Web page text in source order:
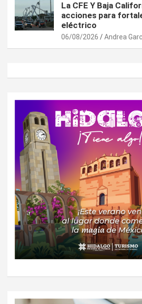
La CFE Y Baja
acciones para
eléctrico
06/08/2026 Andrea